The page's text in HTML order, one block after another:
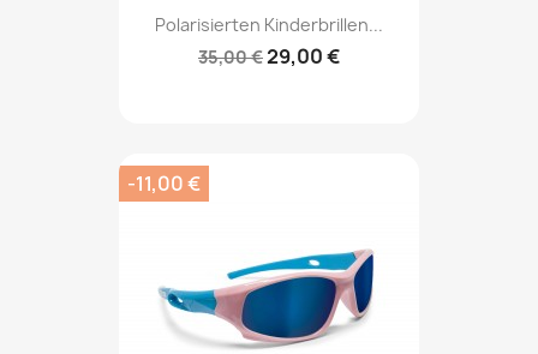
Polarisierten Kinderbrillen...
35,00 €29,00 €
-11,00 €